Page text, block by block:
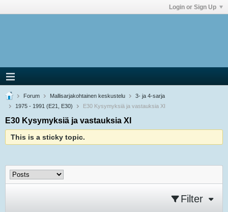
Login or Sign Up
Forum Mallisarjakohtainen keskustelu
3- ja 4-sarja
1975 - 1991 (E21, E30)
E30 Kysymyksiä ja vastauksia XI
E30 Kysymyksiä ja vastauksia XI
This is a sticky topic.
Filter